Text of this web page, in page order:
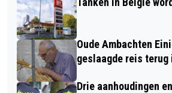
OPLOSSEN OPVANGCRISIS
JULIANAKANAAL
Oude Ambachten
geslaagde reis terug
Drie aanhoudingen